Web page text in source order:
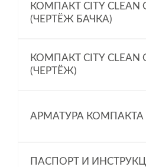
КОМПАКТ CITY CLEAN
(ЧЕРТЁЖ БАЧКА)
КОМПАКТ CITY CLEAN
(ЧЕРТЁЖ)
АРМАТУРА КОМПАКТА
ПАСПОРТ И